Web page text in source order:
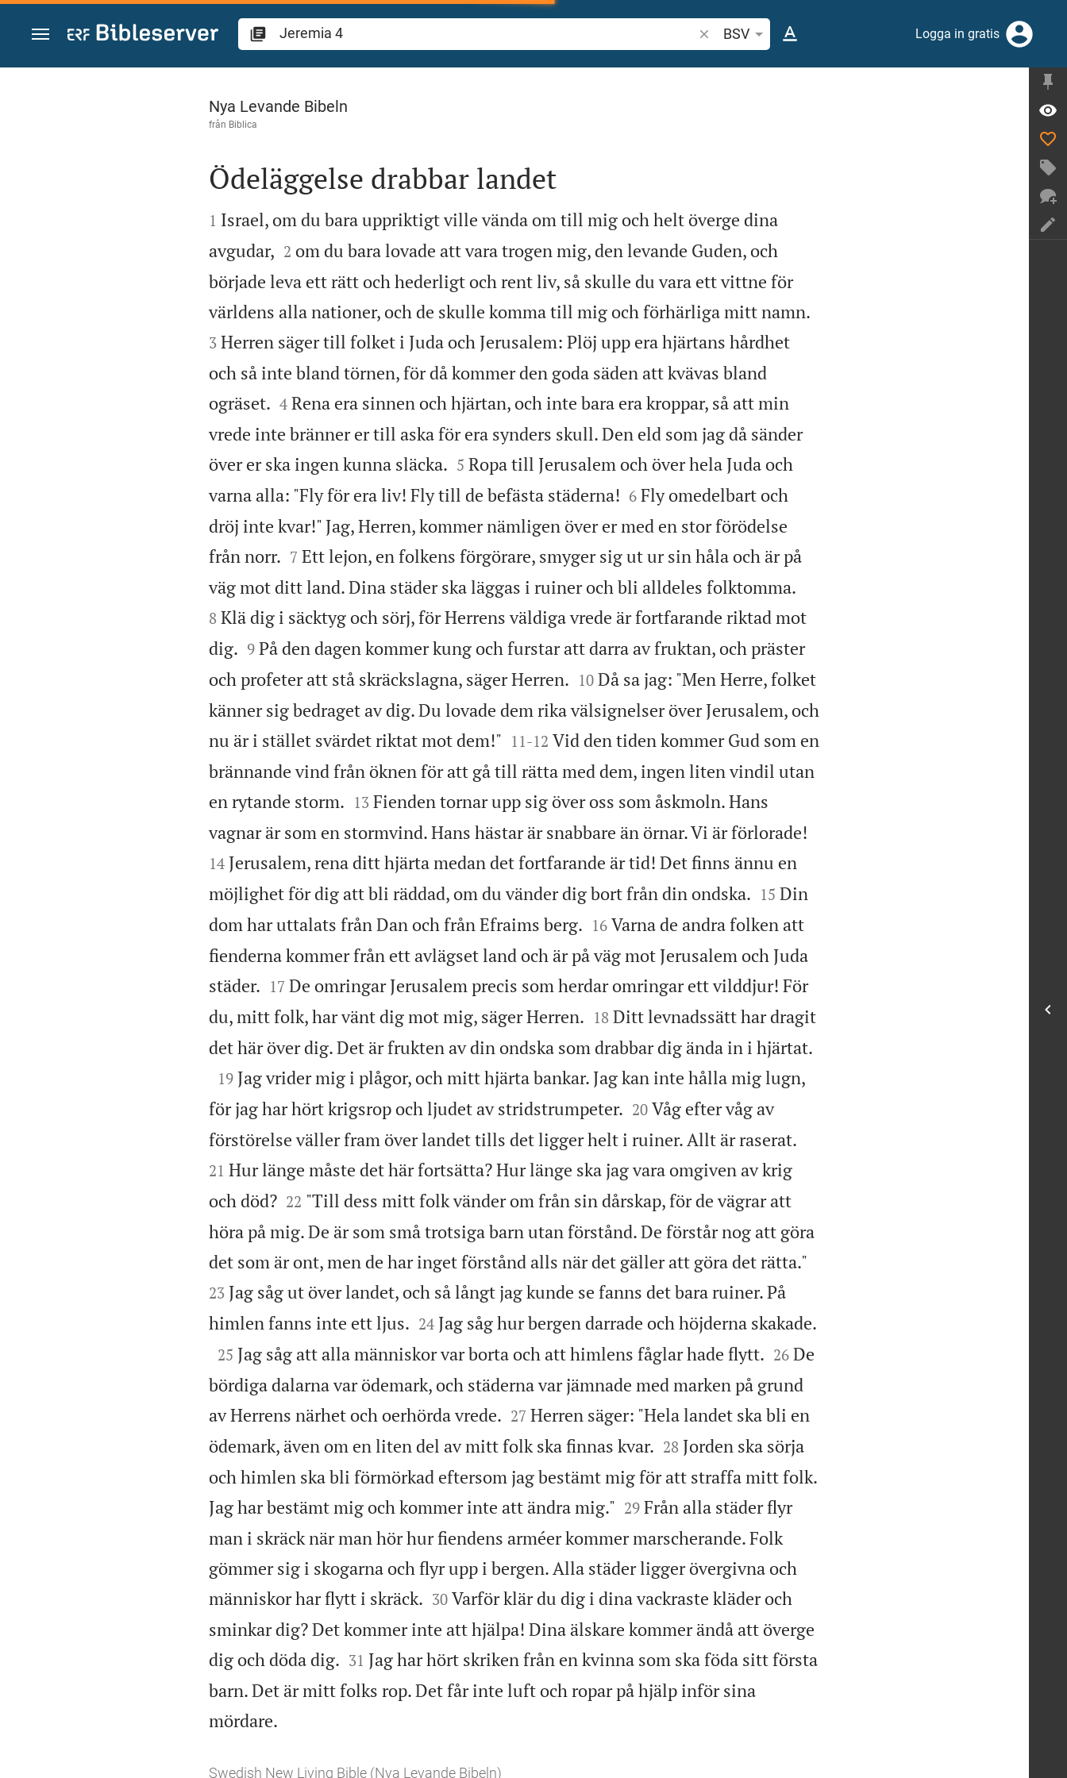
Hoppa till innehåll
Sök bibelvers eller ord
BSV Logga in gratis
Jeremia 4
Nya Levande Bibeln
från Biblica

Ödeläggelse drabbar landet

1 Israel, om du bara uppriktigt ville vända om till mig och helt överge dina
avgudar,
2 om du bara lovade att vara trogen mig, den levande Guden, och
började leva ett rätt och hederligt och rent liv, så skulle du vara ett vittne för
världens alla nationer, och de skulle komma till mig och förhärliga mitt namn.
3 Herren säger till folket i Juda och Jerusalem: Plöj upp era hjärtans hårdhet
och så inte bland törnen, för då kommer den goda säden att kvävas bland
ogräset.
4 Rena era sinnen och hjärtan, och inte bara era kroppar, så att min
vrede inte bränner er till aska för era synders skull. Den eld som jag då sänder
över er ska ingen kunna släcka.
5 Ropa till Jerusalem och över hela Juda och
varna alla: "Fly för era liv! Fly till de befästa städerna!
6 Fly omedelbart och
dröj inte kvar!" Jag, Herren, kommer nämligen över er med en stor förödelse
från norr.
7 Ett lejon, en folkens förgörare, smyger sig ut ur sin håla och är på
väg mot ditt land. Dina städer ska läggas i ruiner och bli alldeles folktomma.
8 Klä dig i säcktyg och sörj, för Herrens väldiga vrede är fortfarande riktad mot
dig.
9 På den dagen kommer kung och furstar att darra av fruktan, och präster
och profeter att stå skräckslagna, säger Herren.
10 Då sa jag: "Men Herre, folket
känner sig bedraget av dig. Du lovade dem rika välsignelser över Jerusalem, och
nu är i stället svärdet riktat mot dem!"
11-12 Vid den tiden kommer Gud som en
brännande vind från öknen för att gå till rätta med dem, ingen liten vindil utan
en rytande storm.
13 Fienden tornar upp sig över oss som åskmoln. Hans
vagnar är som en stormvind. Hans hästar är snabbare än örnar. Vi är förlorade!
14 Jerusalem, rena ditt hjärta medan det fortfarande är tid! Det finns ännu en
möjlighet för dig att bli räddad, om du vänder dig bort från din ondska.
15 Din
dom har uttalats från Dan och från Efraims berg.
16 Varna de andra folken att
fienderna kommer från ett avlägset land och är på väg mot Jerusalem och Juda
städer.
17 De omringar Jerusalem precis som herdar omringar ett vilddjur! För
du, mitt folk, har vänt dig mot mig, säger Herren.
18 Ditt levnadssätt har dragit
det här över dig. Det är frukten av din ondska som drabbar dig ända in i hjärtat.

19 Jag vrider mig i plågor, och mitt hjärta bankar. Jag kan inte hålla mig lugn,
för jag har hört krigsrop och ljudet av stridstrumpeter.
20 Våg efter våg av
förstörelse väller fram över landet tills det ligger helt i ruiner. Allt är raserat.
21 Hur länge måste det här fortsätta? Hur länge ska jag vara omgiven av krig
och död?
22 "Till dess mitt folk vänder om från sin dårskap, för de vägrar att
höra på mig. De är som små trotsiga barn utan förstånd. De förstår nog att göra
det som är ont, men de har inget förstånd alls när det gäller att göra det rätta."
23 Jag såg ut över landet, och så långt jag kunde se fanns det bara ruiner. På
himlen fanns inte ett ljus.
24 Jag såg hur bergen darrade och höjderna skakade.

25 Jag såg att alla människor var borta och att himlens fåglar hade flytt.
26 De
bördiga dalarna var ödemark, och städerna var jämnade med marken på grund
av Herrens närhet och oerhörda vrede.
27 Herren säger: "Hela landet ska bli en
ödemark, även om en liten del av mitt folk ska finnas kvar.
28 Jorden ska sörja
och himlen ska bli förmörkad eftersom jag bestämt mig för att straffa mitt folk.
Jag har bestämt mig och kommer inte att ändra mig."
29 Från alla städer flyr
man i skräck när man hör hur fiendens arméer kommer marscherande. Folk
gömmer sig i skogarna och flyr upp i bergen. Alla städer ligger övergivna och
människor har flytt i skräck.
30 Varför klär du dig i dina vackraste kläder och
sminkar dig? Det kommer inte att hjälpa! Dina älskare kommer ändå att överge
dig och döda dig.
31 Jag har hört skriken från en kvinna som ska föda sitt första
barn. Det är mitt folks rop. Det får inte luft och ropar på hjälp inför sina
mördare.
Swedish New Living Bible (Nya Levande Bibeln)